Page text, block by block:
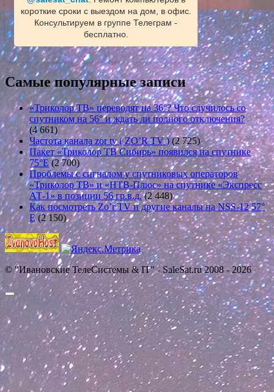
короткие сроки с выездом на дом, в офис.
Консультируем в группе Телеграм -
бесплатно.
Самые популярные записи
«Триколор ТВ» переводят на 36°? Что случилось со
спутником на 56° и ждать ли полного отключения?
(4 661)
Частота канала zor tv ( ZO’R TV ) (2 725)
Пакет «Триколор ТВ Сибирь» появился на спутнике
75°E (2 700)
Проблемы с сигналом у спутниковых операторов
«Триколор ТВ» и «НТВ-Плюс» на спутнике «Экспресс
АТ-1» в позиции 56 гр.в.д. (2 448)
Как посмотреть Zo’r TV и другие каналы на NSS-12 57°
E (2 150)
© "Ивановские ТелеСистемы & IT" - SaleSat.ru 2008 - 2026
Прокрутить
вверх